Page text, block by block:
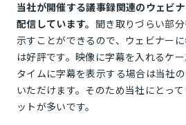
当社が開催する議事録関連のウェビ
配信しています。 聞き取りづらい部
示すことができるので、ウェビナー
は好評です。映像に字幕を入れるケ
タイムに字幕を表示する場合は当社
いただけます。そのため当社にとっ
ットが多いです。